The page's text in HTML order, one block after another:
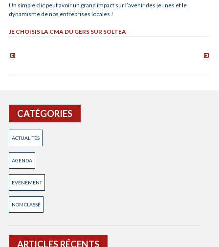
Un simple clic peut avoir un grand impact sur l’avenir des jeunes et le
dynamisme de nos entreprises locales !
JE CHOISIS LA CMA DU GERS SUR SOLTEA
Aide
CATÉGORIES
ACTUALITÉS
AGENDA
EVÉNEMENT
NON CLASSÉ
ARTICLES RÉCENTS